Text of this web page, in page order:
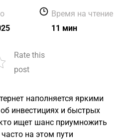
Время на чтение
11 мин
Rate this
post
наполняется яркими
инвестициях и быстрых
ищет шанс приумножить
на этом пути